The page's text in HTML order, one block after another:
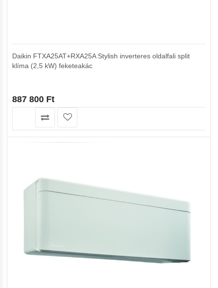
Daikin FTXA25AT+RXA25A Stylish inverteres oldalfali split
klíma (2,5 kW) feketeakác
887 800 Ft